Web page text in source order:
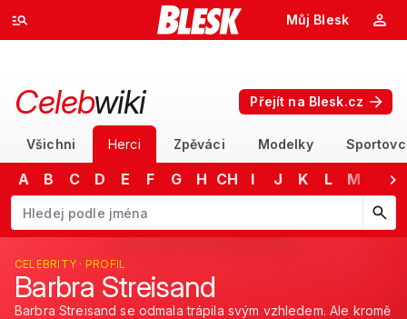
Můj Blesk
Celebwiki Přejít na Blesk.cz
Všichni Herci Zpěváci Modelky
A B C D E F G H CH I J K L M
Začněte psát jméno. Šipkami dolů a nahoru procházejte návrhy,
CELEBRITY · PROFIL
Barbra Streisand
Barbra Streisand se odmala trápila svým vzhledem. Ale kromě